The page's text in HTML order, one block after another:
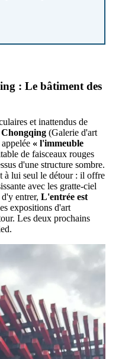
: Le bâtiment des
et inattendus de
(Galerie d'art
« l'immeuble
de faisceaux rouges
d'une structure sombre.
à lui seul le détour : il offre
avec les gratte-ciel
entrer, L'entrée est
expositions d'art
Les deux prochains